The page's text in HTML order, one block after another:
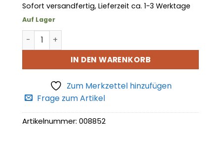
Sofort versandfertig, Lieferzeit ca. 1-3 Werktage
Auf Lager
Wasserpumpe Menge
IN DEN WARENKORB
Zum Merkzettel hinzufügen
Frage zum Artikel
Artikelnummer: 008852